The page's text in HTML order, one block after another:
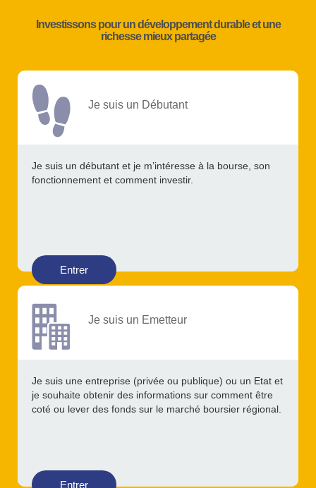
Investissons pour un développement durable et une
richesse mieux partagée
Je suis un Débutant
Je suis un débutant et je m’intéresse à la bourse, son
fonctionnement et comment investir.
Entrer
Je suis un Emetteur
Je suis une entreprise (privée ou publique) ou un Etat et
je souhaite obtenir des informations sur comment être
coté ou lever des fonds sur le marché boursier régional.
Entrer